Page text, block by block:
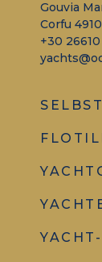
Gouvia
Corfu
+30